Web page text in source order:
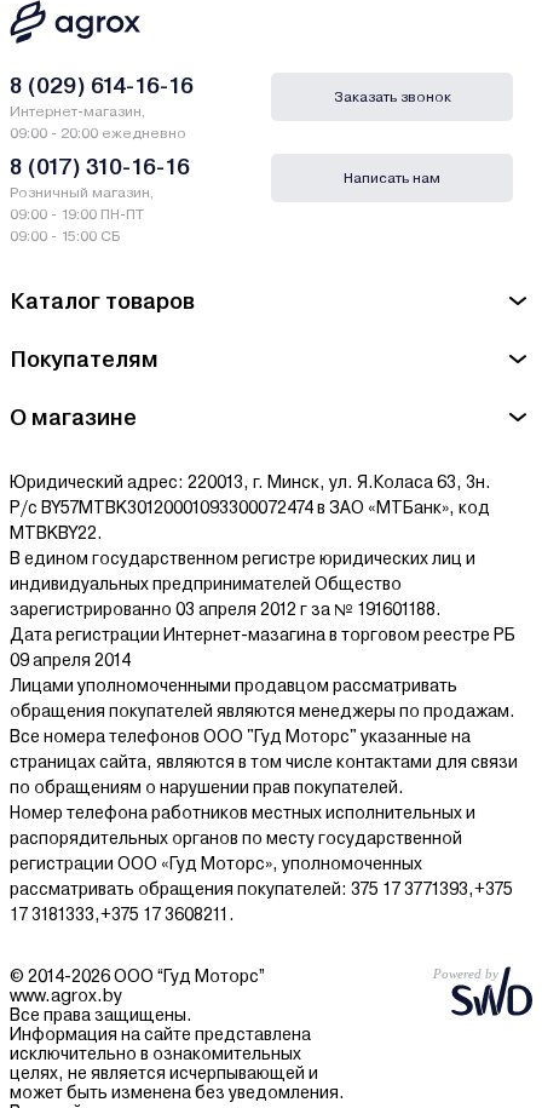
Каталог товаров
Покупателям
О магазине
Юридический адрес: 220013, г. Минск, ул. Я.Коласа 63, 3н.
Р/с BY57MTBK30120001093300072474 в ЗАО «МТБанк», код
MTBKBY22.
В едином государственном регистре юридических лиц и
индивидуальных предпринимателей Общество
зарегистрированно 03 апреля 2012 г за № 191601188.
Дата регистрации Интернет-мазагина в торговом реестре РБ
09 апреля 2014
Лицами уполномоченными продавцом рассматривать
обращения покупателей являются менеджеры по продажам.
Все номера телефонов ООО "Гуд Моторс" указанные на
страницах сайта, являются в том числе контактами для связи
по обращениям о нарушении прав покупателей.
Номер телефона работников местных исполнительных и
распорядительных органов по месту государственной
регистрации ООО «Гуд Моторс», уполномоченных
рассматривать обращения покупателей: 375 17 3771393,+375
17 3181333,+375 17 3608211.
8 (029) 614-16-16
Интернет-магазин,
09:00 - 20:00 ежедневно
8 (017) 310-16-16
Розничный магазин,
09:00 - 19:00 ПН-ПТ
09:00 - 15:00 СБ
Заказать звонок
Написать нам
© 2014-2026 ООО “Гуд Моторс”
www.agrox.by
Все права защищены.
Информация на сайте представлена
исключительно в ознакомительных
целях, не является исчерпывающей и
может быть изменена без уведомления.